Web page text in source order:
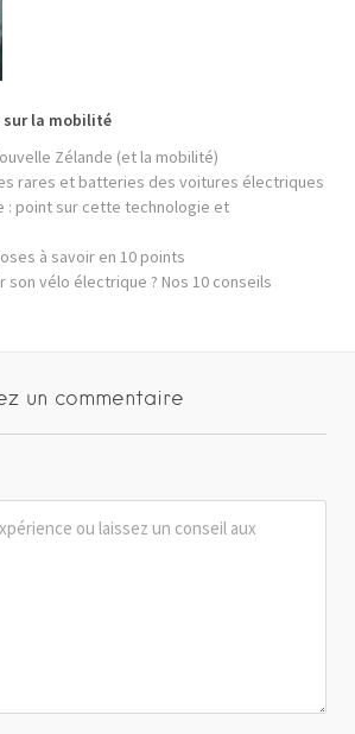
sur la mobilité
Zélande (et la mobilité)
rares et batteries des voitures électriques
: point sur cette technologie et
à savoir en 10 points
son vélo électrique ? Nos 10 conseils
un commentaire